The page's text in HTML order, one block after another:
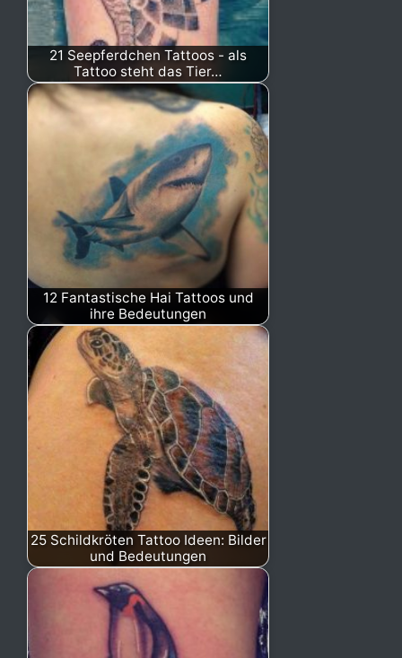
21 Seepferdchen Tattoos - als
Tattoo steht das Tier…
12 Fantastische Hai Tattoos und
ihre Bedeutungen
25 Schildkröten Tattoo Ideen: Bilder
und Bedeutungen